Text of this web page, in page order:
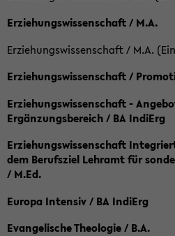
Erziehungswissenschaft / M.A.
Erziehungswissenschaft / M.A.
Erziehungswissenschaft /
Erziehungswissenschaft -
Ergänzungsbereich / BA IndiErg
Erziehungswissenschaft
dem Berufsziel Lehramt für
/ M.Ed.
Europa Intensiv / BA IndiErg
Evangelische Theologie / B.A.